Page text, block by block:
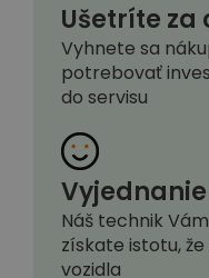
Ušetríte za
Vyhnete sa
potrebovať
do servisu
Náš technik
získate istotu,
vozidla